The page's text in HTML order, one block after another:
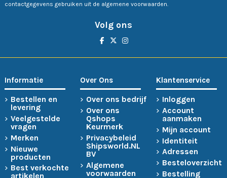
contactgegevens gebruiken uit de algemene voorwaarden.
Volg ons
Informatie
Bestellen en
levering
Veelgestelde
vragen
Merken
Nieuwe
producten
Best verkochte
artikelen
Over Ons
Over ons bedrijf
Over ons
Qshops
Keurmerk
Privacybeleid
Shipsworld.NL
BV
Algemene
voorwaarden
Klantenservice
Inloggen
Account
aanmaken
Mijn account
Identiteit
Adressen
Besteloverzicht
Bestelling